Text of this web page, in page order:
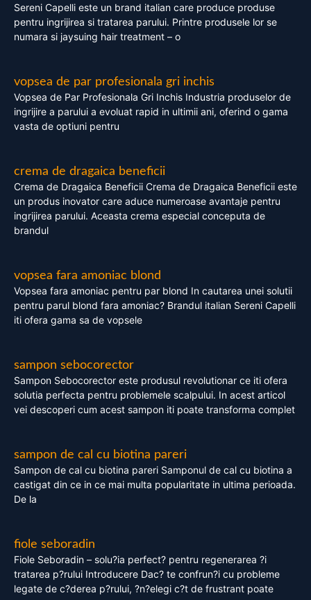
Sereni Capelli este un brand italian care produce produse
pentru ingrijirea si tratarea parului. Printre produsele lor se
numara si jaysuing hair treatment – o
vopsea de par profesionala gri inchis
Vopsea de Par Profesionala Gri Inchis Industria produselor de
ingrijire a parului a evoluat rapid in ultimii ani, oferind o gama
vasta de optiuni pentru
crema de dragaica beneficii
Crema de Dragaica Beneficii Crema de Dragaica Beneficii este
un produs inovator care aduce numeroase avantaje pentru
ingrijirea parului. Aceasta crema especial conceputa de
brandul
vopsea fara amoniac blond
Vopsea fara amoniac pentru par blond In cautarea unei solutii
pentru parul blond fara amoniac? Brandul italian Sereni Capelli
iti ofera gama sa de vopsele
sampon sebocorector
Sampon Sebocorector este produsul revolutionar ce iti ofera
solutia perfecta pentru problemele scalpului. In acest articol
vei descoperi cum acest sampon iti poate transforma complet
sampon de cal cu biotina pareri
Sampon de cal cu biotina pareri Samponul de cal cu biotina a
castigat din ce in ce mai multa popularitate in ultima perioada.
De la
fiole seboradin
Fiole Seboradin – solu?ia perfect? pentru regenerarea ?i
tratarea p?rului Introducere Dac? te confrun?i cu probleme
legate de c?derea p?rului, ?n?elegi c?t de frustrant poate